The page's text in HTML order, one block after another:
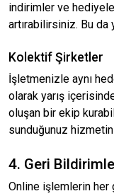
indirimler ve
artırabilirsiniz. Bu da
Kolektif Şirketler
İşletmenizle aynı
olarak yarış
oluşan bir ekip
sunduğunuz
4. Geri
Online işlemlerin her